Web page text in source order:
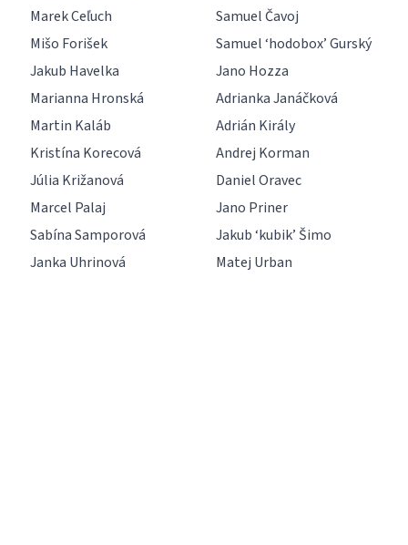
Marek Ceľuch
Samuel Čavoj
Mišo Forišek
Samuel ‘hodobox’ Gurský
Jakub Havelka
Jano Hozza
Marianna Hronská
Adrianka Janáčková
Martin Kaláb
Adrián Király
Kristína Korecová
Andrej Korman
Júlia Križanová
Daniel Oravec
Marcel Palaj
Jano Priner
Sabína Samporová
Jakub ‘kubik’ Šimo
Janka Uhrinová
Matej Urban